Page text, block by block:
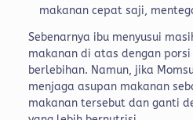
makanan cepat saji,
Sebenarnya ibu menyusui
makanan di atas dengan
berlebihan. Namun, jika
menjaga asupan makanan
makanan tersebut dan ganti